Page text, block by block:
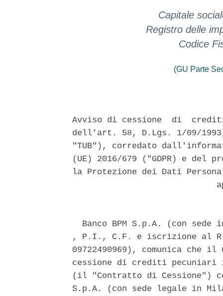
Capitale
Registro delle
Codice
(GU Parte
Avviso di cessione  di
dell'art. 58, D.Lgs. 1/09/
"TUB"), corredato
(UE) 2016/679 ("GDPR) e del
la Protezione dei Dati
Banco BPM S.p.A. (con sede
, P.I., C.F. e iscrizione al
09722490969), comunica
cessione di crediti
(il "Contratto di Cessione")
S.p.A. (con sede legale in